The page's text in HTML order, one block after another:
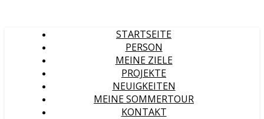
STARTSEITE
PERSON
MEINE ZIELE
PROJEKTE
NEUIGKEITEN
MEINE SOMMERTOUR
KONTAKT